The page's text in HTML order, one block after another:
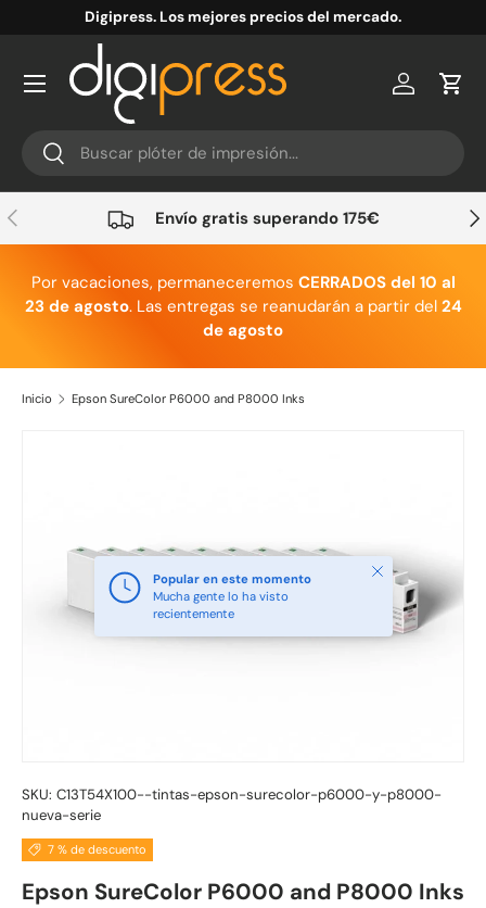
Ir al contenido
Digipress. Los mejores precios del mercado.
Buscar
Buscar
Cuenta
Anterior Envío gratis superando 175€
Por vacaciones, permaneceremos CERRADOS del 10 al
23 de agosto. Las entregas se reanudarán a partir del 24
de agosto
Inicio Epson SureColor P6000 and P8000 Inks
Popular en este momento
Mucha gente lo ha visto
recientemente
Cerrar
SKU: C13T54X100--tintas-epson-surecolor-p6000-y-p8000-
nueva-serie
7 % de descuento
Epson SureColor P6000 and P8000 Inks